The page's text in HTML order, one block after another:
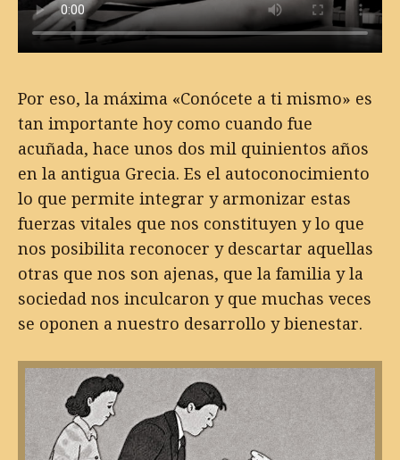
Por eso, la máxima «Conócete a ti mismo» es
tan importante hoy como cuando fue
acuñada, hace unos dos mil quinientos años
en la antigua Grecia. Es el autoconocimiento
lo que permite integrar y armonizar estas
fuerzas vitales que nos constituyen y lo que
nos posibilita reconocer y descartar aquellas
otras que nos son ajenas, que la familia y la
sociedad nos inculcaron y que muchas veces
se oponen a nuestro desarrollo y bienestar.